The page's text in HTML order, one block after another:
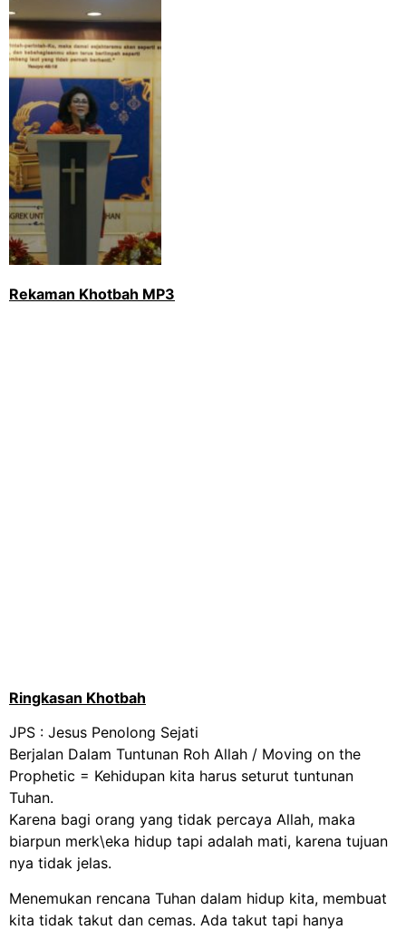
Rekaman Khotbah MP3
Ringkasan Khotbah
JPS : Jesus Penolong Sejati
Berjalan Dalam Tuntunan Roh Allah / Moving on the
Prophetic = Kehidupan kita harus seturut tuntunan
Tuhan.
Karena bagi orang yang tidak percaya Allah, maka
biarpun merk\eka hidup tapi adalah mati, karena tujuan
nya tidak jelas.
Menemukan rencana Tuhan dalam hidup kita, membuat
kita tidak takut dan cemas. Ada takut tapi hanya